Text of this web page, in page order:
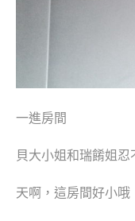
一進房間
貝大小姐和瑞餚姐忍
天啊，這房間好小哦